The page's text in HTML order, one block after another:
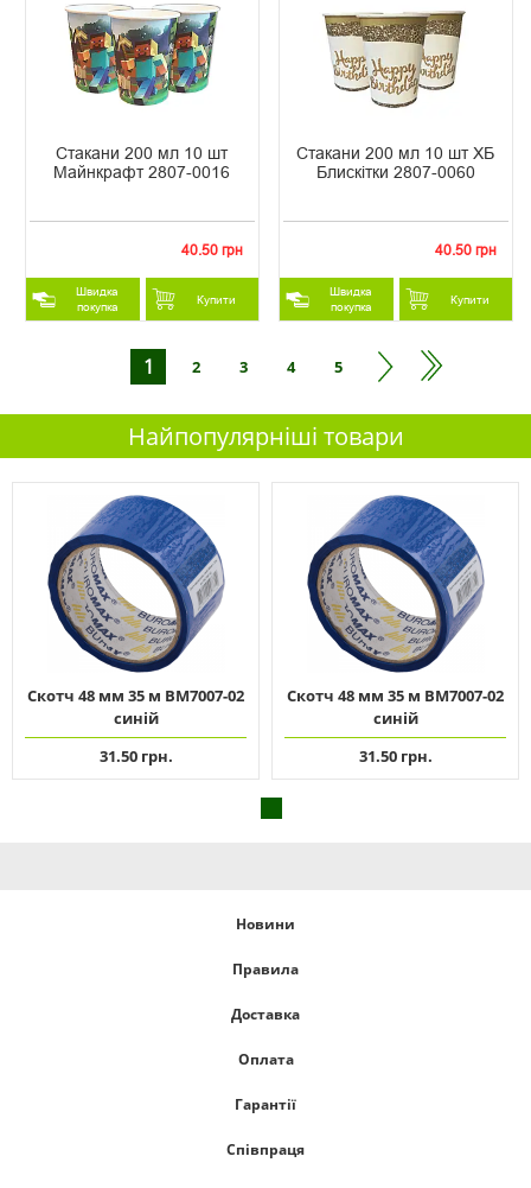
Стакани 200 мл 10 шт
Майнкрафт 2807-0016
40.50 грн
Швидка
покупка
Купити
Стакани 200 мл 10 шт ХБ
Блискітки 2807-0060
40.50 грн
Швидка
покупка
Купити
1 2 3 4 5
Найпопулярніші товари
Скотч 48 мм 35 м ВМ7007-02
синій
31.50 грн.
Скотч 48 мм 35 м ВМ7007-02
синій
31.50 грн.
Новини
Правила
Доставка
Оплата
Гарантії
Співпраця